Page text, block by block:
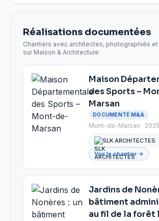
Réalisations documentées
Chantiers avec architectes, photographiés
sur Maison & Architecture
Maison
des Sports –
Marsan
DOCUMENTÉ M&A
Mont-de-Marsan · 2025
SLK ARCHITECTES
Voir le chantier →
Jardins de
bâtiment
au fil de la forêt